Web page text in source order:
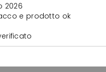
2026
e prodotto ok